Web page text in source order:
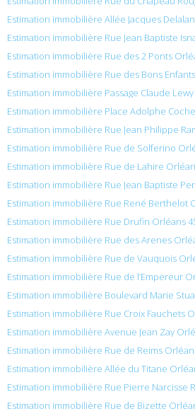
Estimation immobilière Allée Jacques
Estimation immobilière Rue Jean Baptiste
Estimation immobilière Rue des 2 Ponts
Estimation immobilière Rue des Bons
Estimation immobilière Passage Claude
Estimation immobilière Place Adolphe
Estimation immobilière Rue Jean Philippe
Estimation immobilière Rue de Solferino
Estimation immobilière Rue de Lahire
Estimation immobilière Rue Jean Baptiste
Estimation immobilière Rue René Berthelot
Estimation immobilière Rue Drufin Orléans
Estimation immobilière Rue des Arenes
Estimation immobilière Rue de Vauquois
Estimation immobilière Rue de l’Empereur
Estimation immobilière Boulevard Marie
Estimation immobilière Rue Croix Fauchets
Estimation immobilière Avenue Jean Zay
Estimation immobilière Rue de Reims
Estimation immobilière Allée du Titane
Estimation immobilière Rue Pierre Narcisse
Estimation immobilière Rue de Bizette